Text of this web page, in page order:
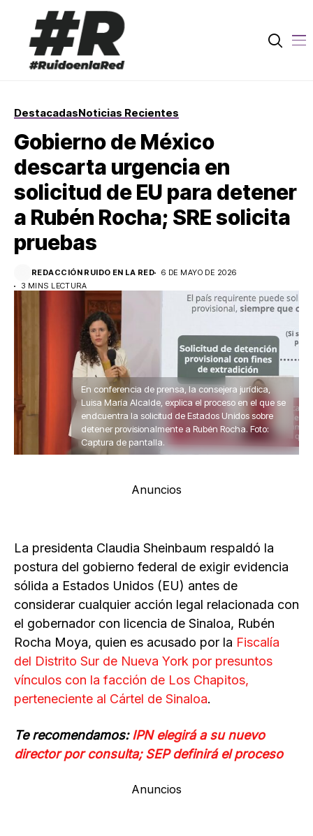
DestacadasNoticias Recientes
Gobierno de México
descarta urgencia en
solicitud de EU para detener
a Rubén Rocha; SRE solicita
pruebas
REDACCIÓN RUIDO EN LA RED
6 DE MAYO DE 2026
3 MINS LECTURA
En conferencia de prensa, la consejera jurídica,
Luisa María Alcalde, explica el proceso en el que se
endcuentra la solicitud de Estados Unidos sobre
detener provisionalmente a Rubén Rocha. Foto:
Captura de pantalla.
Anuncios
La presidenta Claudia Sheinbaum respaldó la
postura del gobierno federal de exigir evidencia
sólida a Estados Unidos (EU) antes de
considerar cualquier acción legal relacionada con
el gobernador con licencia de Sinaloa, Rubén
Rocha Moya, quien es acusado por la Fiscalía
del Distrito Sur de Nueva York por presuntos
vínculos con la facción de Los Chapitos,
perteneciente al Cártel de Sinaloa.
Te recomendamos:IPN elegirá a su nuevo
director por consulta; SEP definirá el proceso
Anuncios